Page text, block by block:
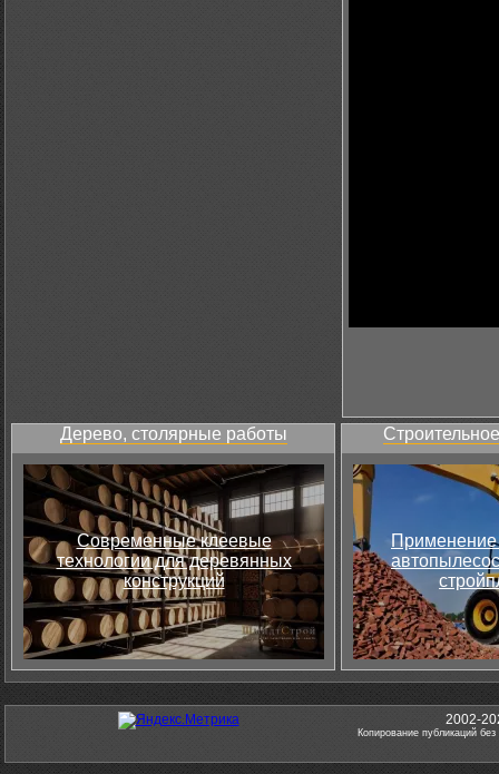
Дерево, столярные работы
Современные клеевые
технологии для деревянных
конструкций
Применение
2002-
Копирование публикаций